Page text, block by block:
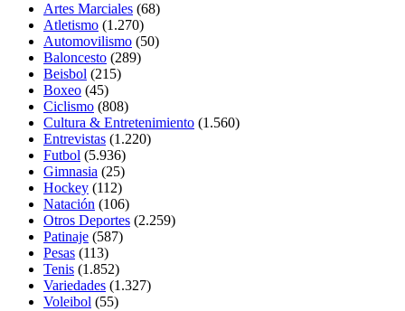
Artes Marciales (68)
Atletismo (1.270)
Automovilismo (50)
Baloncesto (289)
Beisbol (215)
Boxeo (45)
Ciclismo (808)
Cultura & Entretenimiento (1.560)
Entrevistas (1.220)
Futbol (5.936)
Gimnasia (25)
Hockey (112)
Natación (106)
Otros Deportes (2.259)
Patinaje (587)
Pesas (113)
Tenis (1.852)
Variedades (1.327)
Voleibol (55)